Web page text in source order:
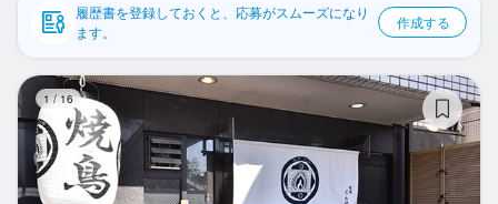
履歴書を登録しておくと、応募がスムーズになり
ます。
作成する
1/16